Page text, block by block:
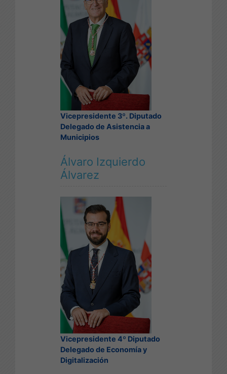
Vicepresidente 3º. Diputado
Delegado de Asistencia a
Municipios
Álvaro Izquierdo
Álvarez
Vicepresidente 4º Diputado
Delegado de Economía y
Digitalización